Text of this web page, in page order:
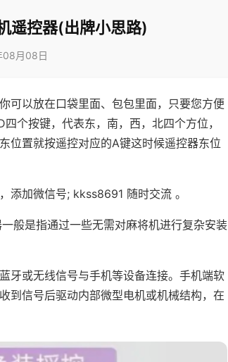
遥控器(出牌小思路)
08月08日
可以放在口袋里面、包包里面，只要您方便
个按键，代表东，南，西，北四个方位，
位置就按遥控对应的A键这时候遥控器东位
添加微信号; kkss8691 随时交流 。
般是指通过一些无需对麻将机进行复杂安装
牙或无线信号与手机等设备连接。手机端软
到信号后驱动内部微型电机或机械结构，在